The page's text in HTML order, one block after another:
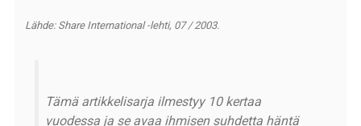
Lähde: Share International -lehti, 07 / 2003.
Tämä artikkelisarja ilmestyy 10 kertaa
vuodessa ja se avaa ihmisen suhdetta häntä